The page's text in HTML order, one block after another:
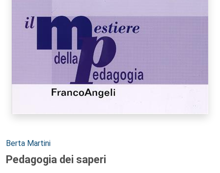
Autori:
Berta Martini
Pedagogia dei saperi